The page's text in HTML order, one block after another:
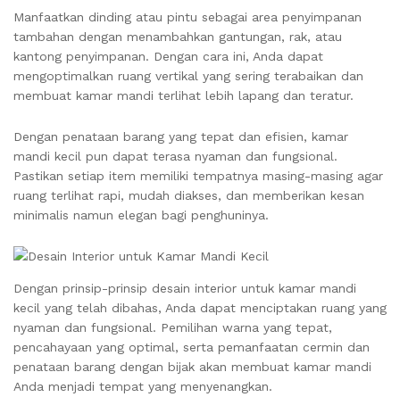
Manfaatkan dinding atau pintu sebagai area penyimpanan
tambahan dengan menambahkan gantungan, rak, atau
kantong penyimpanan. Dengan cara ini, Anda dapat
mengoptimalkan ruang vertikal yang sering terabaikan dan
membuat kamar mandi terlihat lebih lapang dan teratur.
Dengan penataan barang yang tepat dan efisien, kamar
mandi kecil pun dapat terasa nyaman dan fungsional.
Pastikan setiap item memiliki tempatnya masing-masing agar
ruang terlihat rapi, mudah diakses, dan memberikan kesan
minimalis namun elegan bagi penghuninya.
Dengan prinsip-prinsip desain interior untuk kamar mandi
kecil yang telah dibahas, Anda dapat menciptakan ruang yang
nyaman dan fungsional. Pemilihan warna yang tepat,
pencahayaan yang optimal, serta pemanfaatan cermin dan
penataan barang dengan bijak akan membuat kamar mandi
Anda menjadi tempat yang menyenangkan.